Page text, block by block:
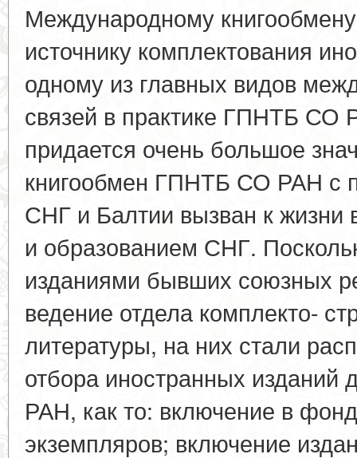
Международному
источнику комплектования
одному из главных видов
связей в практике ГПНТБ СО
придается очень большое
книгообмен ГПНТБ СО РАН с
СНГ и Балтии вызван к
и образованием СНГ.
изданиями бывших союзных
ведение отдела комплекто-
литературы, на них стали
отбора иностранных
РАН, как то: включение в
экземпляров; включение